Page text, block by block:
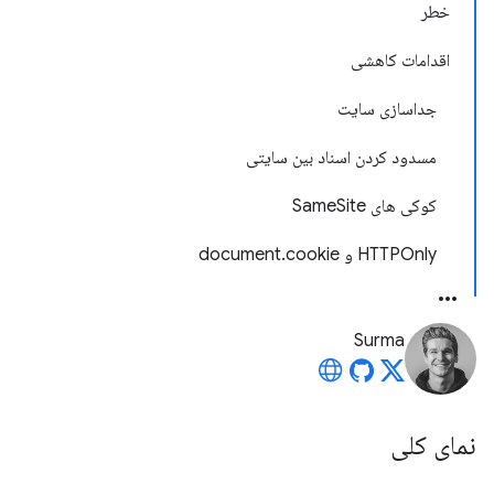
خطر
اقدامات کاهشی
جداسازی سایت
مسدود کردن اسناد بین سایتی
کوکی های SameSite
HTTPOnly و document.cookie
Surma
نمای کلی